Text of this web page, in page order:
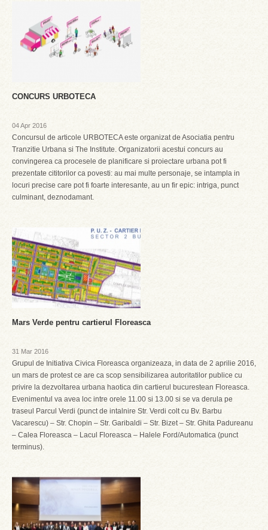
CONCURS URBOTECA
04 Apr 2016
Concursul de articole URBOTECA este organizat de Asociatia pentru
Tranzitie Urbana si The Institute. Organizatorii acestui concurs au
convingerea ca procesele de planificare si proiectare urbana pot fi
prezentate cititorilor ca povesti: au mai multe personaje, se intampla in
locuri precise care pot fi foarte interesante, au un fir epic: intriga, punct
culminant, deznodamant.
Mars Verde pentru cartierul Floreasca
31 Mar 2016
Grupul de Initiativa Civica Floreasca organizeaza, in data de 2 aprilie 2016,
un mars de protest ce are ca scop sensibilizarea autoritatilor publice cu
privire la dezvoltarea urbana haotica din cartierul bucurestean Floreasca.
Evenimentul va avea loc intre orele 11.00 si 13.00 si se va derula pe
traseul Parcul Verdi (punct de intalnire Str. Verdi colt cu Bv. Barbu
Vacarescu) – Str. Chopin – Str. Garibaldi – Str. Bizet – Str. Ghita Padureanu
– Calea Floreasca – Lacul Floreasca – Halele Ford/Automatica (punct
terminus).